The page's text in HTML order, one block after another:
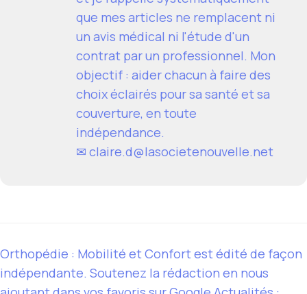
que mes articles ne remplacent ni
un avis médical ni l'étude d'un
contrat par un professionnel. Mon
objectif : aider chacun à faire des
choix éclairés pour sa santé et sa
couverture, en toute
indépendance.
✉ claire.d@lasocietenouvelle.net
Orthopédie : Mobilité et Confort est édité de façon
indépendante. Soutenez la rédaction en nous